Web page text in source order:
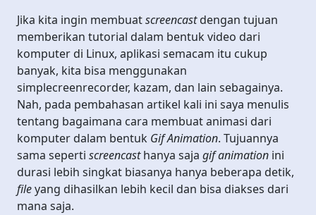
Jika kita ingin membuatscreencastdengan tujuan
memberikan tutorial dalam bentuk video dari
komputer di Linux, aplikasi semacam itu cukup
banyak, kita bisa menggunakan
simplecreenrecorder, kazam, dan lain sebagainya.
Nah, pada pembahasan artikel kali ini saya menulis
tentang bagaimana cara membuat animasi dari
komputer dalam bentuk Gif Animation. Tujuannya
sama seperti screencasthanya saja gif animation ini
durasi lebih singkat biasanya hanya beberapa detik,
fileyang dihasilkan lebih kecil dan bisa diakses dari
mana saja.